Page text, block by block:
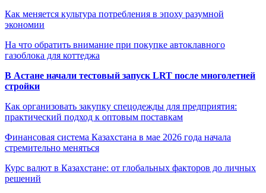
Как меняется культура потребления в эпоху разумной
экономии
На что обратить внимание при покупке автоклавного
газоблока для коттеджа
В Астане начали тестовый запуск LRT после многолетней
стройки
Как организовать закупку спецодежды для предприятия:
практический подход к оптовым поставкам
Финансовая система Казахстана в мае 2026 года начала
стремительно меняться
Курс валют в Казахстане: от глобальных факторов до личных
решений